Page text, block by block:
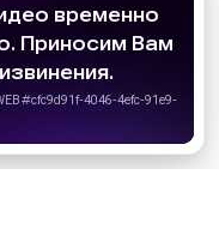
СЕМЬ ДНЕЙ»использует
сервисов и
Вы можете
cookie в настройках
браузера.
по мнению
для
второго